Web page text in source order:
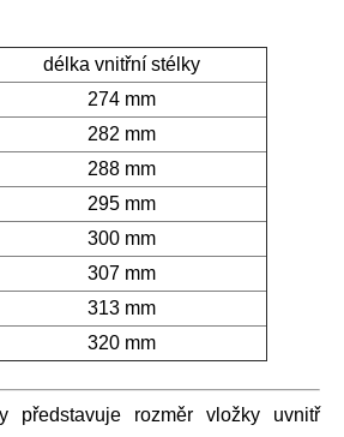
délka vnitřní stélky
274 mm
282 mm
288 mm
295 mm
300 mm
307 mm
313 mm
320 mm
představuje rozměr vložky uvnitř